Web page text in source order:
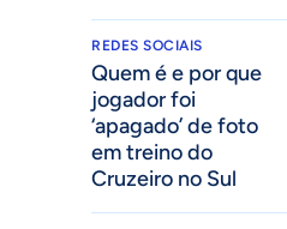
REDES SOCIAIS
Quem é e por que
jogador foi
‘apagado’ de foto
em treino do
Cruzeiro no Sul